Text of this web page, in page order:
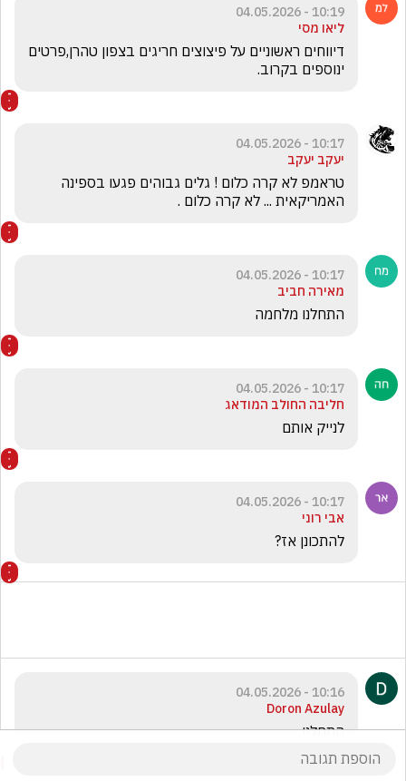
10:19 - 04.05.2026
ליאו מסי
ינוספים בקרוב.
10:17 - 04.05.2026
יעקב יעקב
האמריקאית ... לא קרה כלום .
10:17 - 04.05.2026
מאירה חביב
התחלנו מלחמה
10:17 - 04.05.2026
חליבה החולב המודאג
לנייק אותם
10:17 - 04.05.2026
אבי רוני
להתכונן אז?
10:16 - 04.05.2026
Doron Azulay
התחלנו